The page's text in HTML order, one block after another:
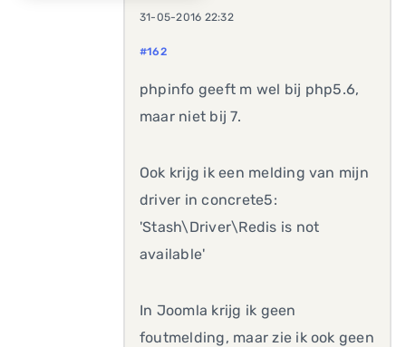
31-05-2016 22:32
#162
phpinfo geeft m wel bij php5.6,
maar niet bij 7.
Ook krijg ik een melding van mijn
driver in concrete5:
'Stash\Driver\Redis is not
available'
In Joomla krijg ik geen
foutmelding, maar zie ik ook geen